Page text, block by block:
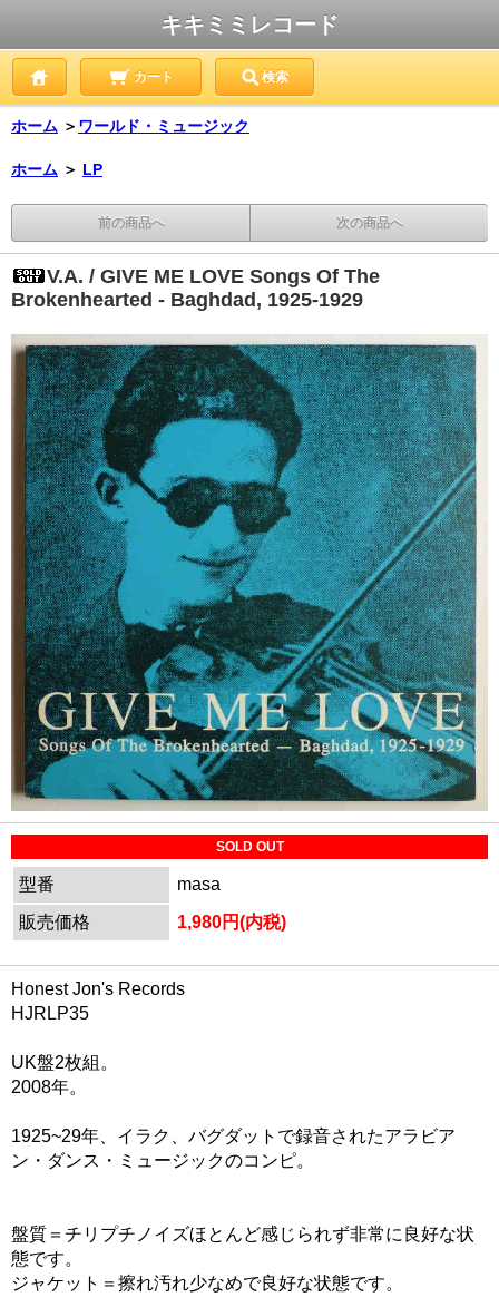
キキミミレコード
カート 検索
ホーム ＞ ワールド・ミュージック
ホーム ＞ LP
前の商品へ 次の商品へ
V.A. / GIVE ME LOVE Songs Of The
Brokenhearted - Baghdad, 1925-1929
SOLD OUT
型番
masa
販売価格
1,980円(内税)
Honest Jon's Records
HJRLP35
UK盤2枚組。
2008年。
1925~29年、イラク、バグダットで録音されたアラビア
ン・ダンス・ミュージックのコンピ。
盤質＝チリプチノイズほとんど感じられず非常に良好な状
態です。
ジャケット＝擦れ汚れ少なめで良好な状態です。